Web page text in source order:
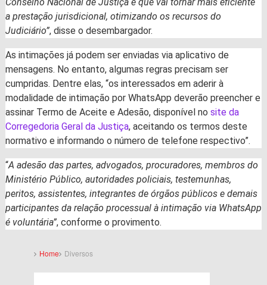
a prestação jurisdicional, otimizando os recursos do
Judiciário”, disse o desembargador.
As intimações já podem ser enviadas via aplicativo de
mensagens. No entanto, algumas regras precisam ser
cumpridas. Dentre elas, “os interessados em aderir à
modalidade de intimação por WhatsApp deverão preencher e
assinar Termo de Aceite e Adesão, disponível no site da
Corregedoria Geral da Justiça, aceitando os termos deste
normativo e informando o número de telefone respectivo”.
“A adesão das partes, advogados, procuradores, membros do
Ministério Público, autoridades policiais, testemunhas,
peritos, assistentes, integrantes de órgãos públicos e demais
participantes da relação processual à intimação via WhatsApp
é voluntária”, conforme o provimento.
Home Diversos